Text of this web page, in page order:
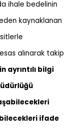
ihale bedelinin
kaynaklanan
alınarak takip
ayrıntılı bilgi
ifade